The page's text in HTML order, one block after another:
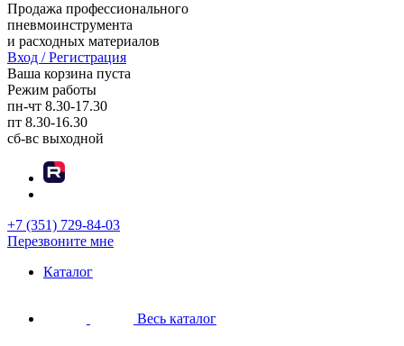
Продажа профессионального
пневмоинструмента
и расходных материалов
Вход / Регистрация
Ваша корзина пуста
Режим работы
пн-чт 8.30-17.30
пт 8.30-16.30
сб-вс выходной
+7 (351) 729-84-03
Перезвоните мне
Каталог
Весь каталог